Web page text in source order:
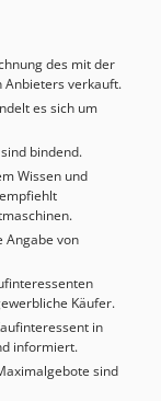
Auftragseinheit:
reparierten
und
Fehlstellen
• 2D-
je nach Holzart
für
Glykol-
mit
•
•
•
des mit der
Anbieters verkauft.
es sich um
bindend.
Wissen und
Angabe von
Käufer.
in
informiert.
sind